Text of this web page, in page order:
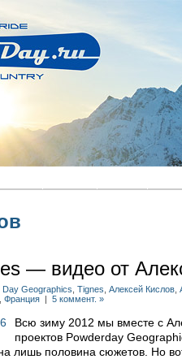
— видео от
Day Geographics Tignes Алексей Кислов
Франция | 5 коммент. »
Всю зиму 2012 мы вместе с
проектов Powderday
лишь половина сюжетов. Но